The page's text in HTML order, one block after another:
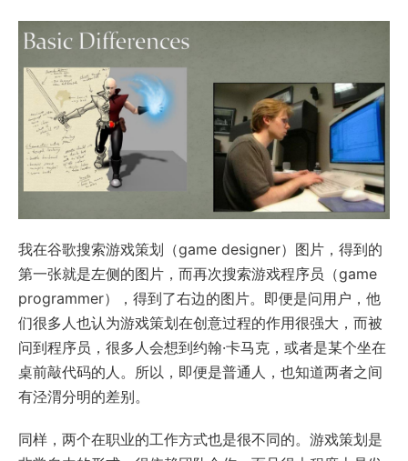
我在谷歌搜索游戏策划（game designer）图片，得到的
第一张就是左侧的图片，而再次搜索游戏程序员（game
programmer），得到了右边的图片。即便是问用户，他
们很多人也认为游戏策划在创意过程的作用很强大，而被
问到程序员，很多人会想到约翰·卡马克，或者是某个坐在
桌前敲代码的人。所以，即便是普通人，也知道两者之间
有泾渭分明的差别。
同样，两个在职业的工作方式也是很不同的。游戏策划是